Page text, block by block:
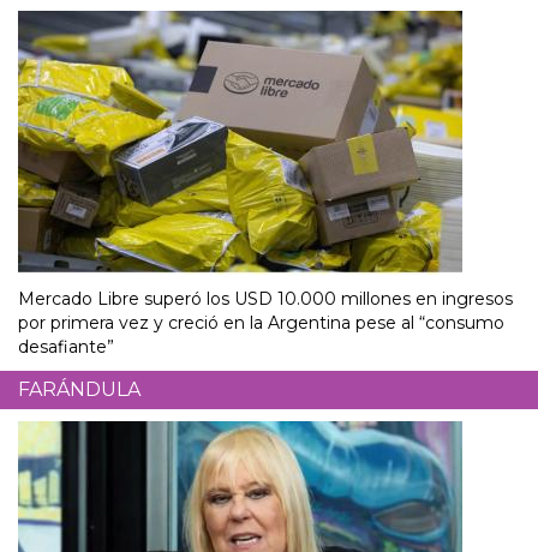
Mercado Libre superó los USD 10.000 millones en ingresos
por primera vez y creció en la Argentina pese al “consumo
desafiante”
FARÁNDULA